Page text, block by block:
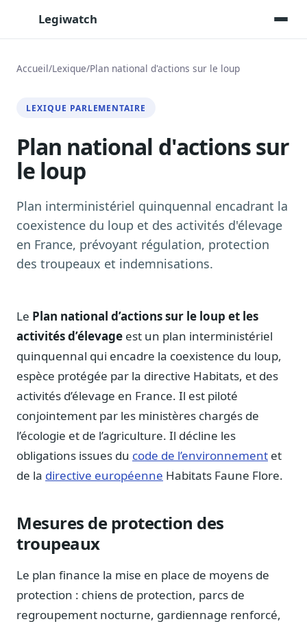
Legiwatch
Posez vos questions, réponses sourcées
Transcriptions IA
Toutes les séances AN/Sénat transcrites
Synthèses IA
Veille des matinales radio
9 interviews politiques, analysées avant 10 h
Alertes personnalisées
Par dossier, personne, mot-clé
Notes, briefings, tableaux de bord
Fiches parlementaires
Parcours, mandats, prises de position
Registre HATVP
Cartographier l'influence sur un dossier
Affaires publiques
Cabinets, DRI, consultants en lobbying
JO, décrets, conseil des ministres, AAI
Fédérations & plaidoyer
Préparez vos interventions et amendements
Accueil/Lexique/Plan national d'actions sur le loup
LEXIQUE PARLEMENTAIRE
Plan national d'actions sur
le loup
Plan interministériel quinquennal encadrant la
coexistence du loup et des activités d'élevage
en France, prévoyant régulation, protection
des troupeaux et indemnisations.
Le Plan national d’actions sur le loup et les
activités d’élevage est un plan interministériel
quinquennal qui encadre la coexistence du loup,
espèce protégée par la directive Habitats, et des
activités d’élevage en France. Il est piloté
conjointement par les ministères chargés de
l’écologie et de l’agriculture. Il décline les
obligations issues du code de l’environnement et
de la directive européenne Habitats Faune Flore.
Mesures de protection des
troupeaux
Le plan finance la mise en place de moyens de
protection : chiens de protection, parcs de
regroupement nocturne, gardiennage renforcé,